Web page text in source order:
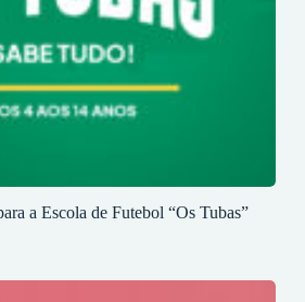
a Escola de Futebol “Os Tubas”